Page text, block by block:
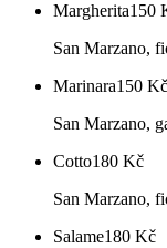
Margherita150
San Marzano,
Marinara150 Kč
San Marzano,
Cotto180 Kč
San Marzano,
Salame180 Kč